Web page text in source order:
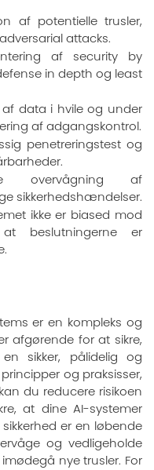
af potentielle trusler,
attacks.
af security by
in depth og least
af data i hvile og under
af adgangskontrol.
penetreringstest og
overvågning af
sikkerhedshændelser.
ikke er biased mod
beslutningerne er
er en kompleks og
afgørende for at sikre,
sikker, pålidelig og
og praksisser,
du reducere risikoen
at dine AI-systemer
er en løbende
og vedligeholde
nye trusler. For